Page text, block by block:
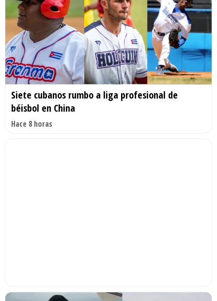
Siete cubanos rumbo a liga profesional de
béisbol en China
Hace 8 horas